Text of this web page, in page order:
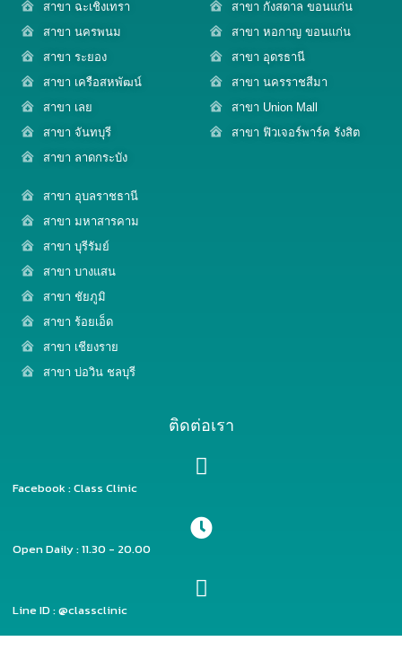
สาขา ฉะเชิงเทรา
สาขา นครพนม
สาขา ระยอง
สาขา เครือสหพัฒน์
สาขา เลย
สาขา จันทบุรี
สาขา ลาดกระบัง
สาขา กังสดาล ขอนแก่น
สาขา หอกาญ ขอนแก่น
สาขา อุดรธานี
สาขา นครราชสีมา
สาขา Union Mall
สาขา ฟิวเจอร์พาร์ค รังสิต
สาขา อุบลราชธานี
สาขา มหาสารคาม
สาขา บุรีรัมย์
สาขา บางแสน
สาขา ชัยภูมิ
สาขา ร้อยเอ็ด
สาขา เชียงราย
สาขา บ่อวิน ชลบุรี
ติดต่อเรา
Facebook : Class Clinic
Open Daily : 11.30 - 20.00
Line ID : @classclinic​